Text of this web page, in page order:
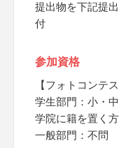
提出物を下記提
付
参加資格
【フォトコンテス
学生部門：小・
学院に籍を置く方
一般部門：不問